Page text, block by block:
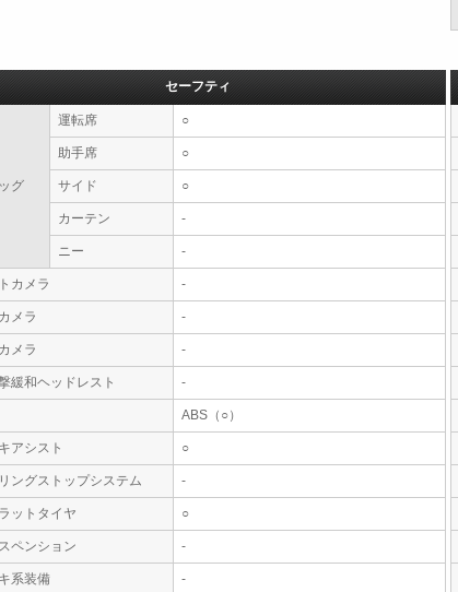
セーフティ
グ
運転席 ○
助手席 ○
サイド ○
カーテン -
ニー -
カメラ -
メラ -
メラ -
緩和ヘッドレスト -
ABS（○）
アシスト ○
ングストップシステム -
ットタイヤ ○
ペンション -
系装備 -